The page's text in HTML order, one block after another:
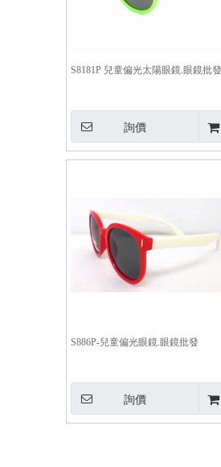
S8181P 兒童偏光太陽眼鏡.眼鏡批發
詢價
S886P-兒童偏光眼鏡.眼鏡批發
詢價